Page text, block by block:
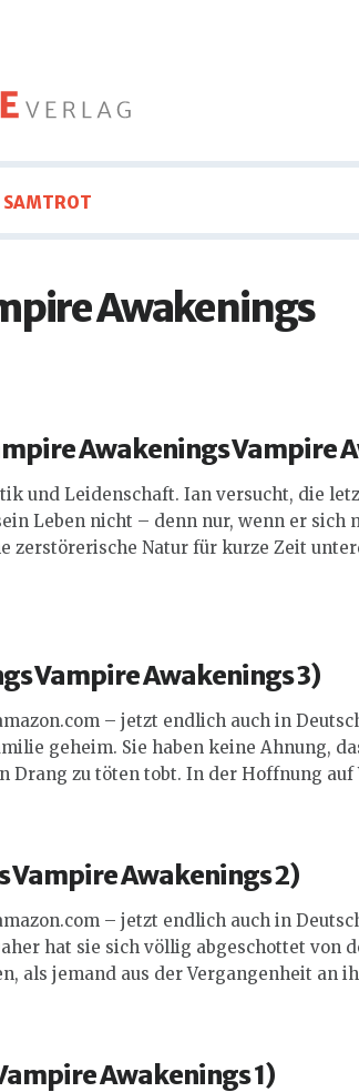
SAMTROT
Awakenings
AwakeningsVampire
und Leidenschaft. Ian versucht, die
Leben nicht – denn nur, wenn er sich
zerstörerische Natur für kurze Zeit
Vampire Awakenings3)
– jetzt endlich auch in
geheim. Sie haben keine Ahnung,
Drang zu töten tobt. In der Hoffnung
Vampire Awakenings2)
– jetzt endlich auch in
hat sie sich völlig abgeschottet von
als jemand aus der Vergangenheit an
Awakenings1)